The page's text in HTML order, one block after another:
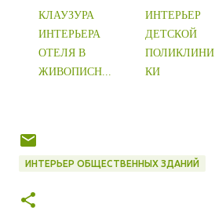
КЛАУЗУРА
ИНТЕРЬЕРА
ОТЕЛЯ В
ЖИВОПИСН...
ИНТЕРЬЕР
ДЕТСКОЙ
ПОЛИКЛИНИ
КИ
ИНТЕРЬЕР ОБЩЕСТВЕННЫХ ЗДАНИЙ